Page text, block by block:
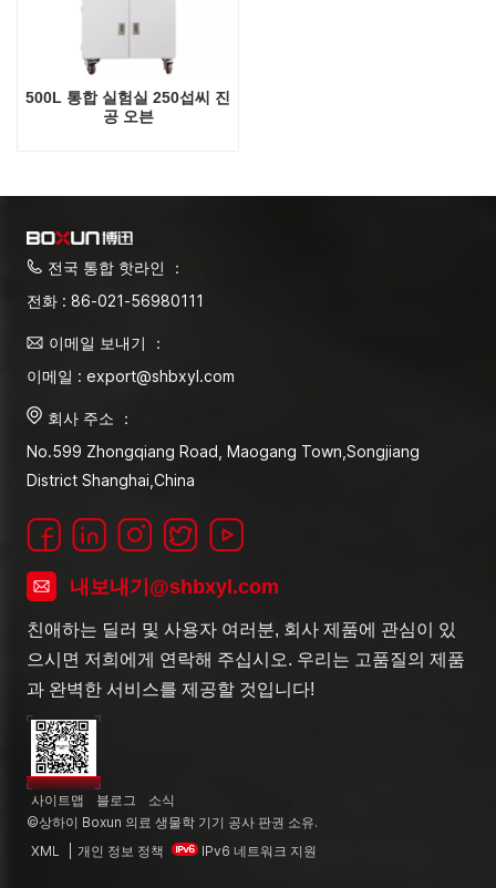
500L 통합 실험실 250섭씨 진
공 오븐
전국 통합 핫라인 ：
전화 : 86-021-56980111
이메일 보내기 ：
이메일 : export@shbxyl.com
회사 주소 ：
No.599 Zhongqiang Road, Maogang Town,Songjiang
District Shanghai,China
내보내기@shbxyl.com
친애하는 딜러 및 사용자 여러분, 회사 제품에 관심이 있
으시면 저희에게 연락해 주십시오. 우리는 고품질의 제품
과 완벽한 서비스를 제공할 것입니다!
사이트맵 블로그
소식
©상하이 Boxun 의료 생물학 기기 공사 판권 소유.
XML
개인 정보 정책 IPv6 네트워크 지원